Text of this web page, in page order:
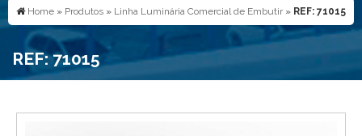
Home » Produtos » Linha Luminária Comercial de Embutir » REF: 71015
REF: 71015